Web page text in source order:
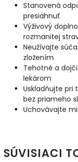
Stanovená
presiahnuť
Výživový
rozmanitej
Neužívajte
zložením
Tehotné a
lekárom
Uskladňujte pri
bez priameho
Uchovávajte
SÚVISIACI